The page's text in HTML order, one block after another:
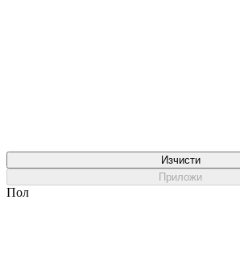
Изчисти
Приложи
Пол